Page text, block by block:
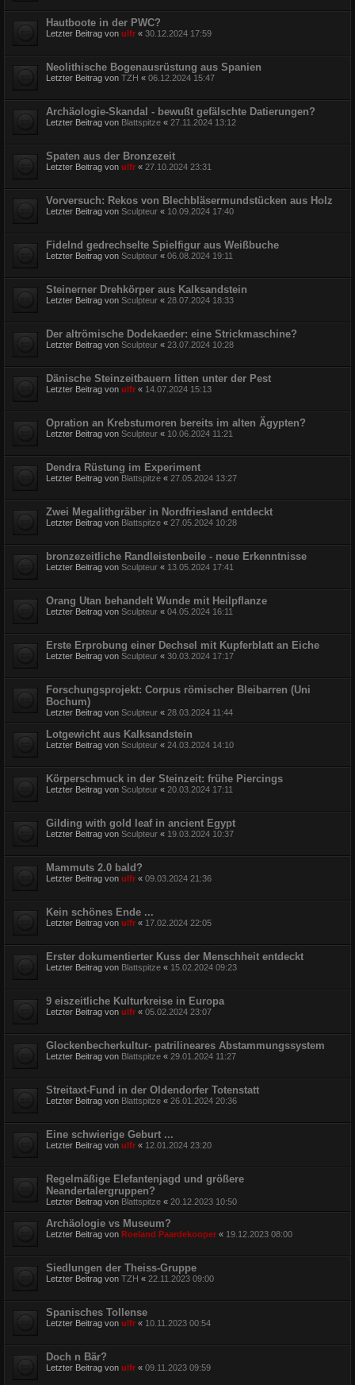
Hautboote in der PWC?
Letzter Beitrag von ulfr « 30.12.2024 17:59
Neolithische Bogenausrüstung aus Spanien
Letzter Beitrag von TZH « 06.12.2024 15:47
Archäologie-Skandal - bewußt gefälschte Datierungen?
Letzter Beitrag von Blattspitze « 27.11.2024 13:12
Spaten aus der Bronzezeit
Letzter Beitrag von ulfr « 27.10.2024 23:31
Vorversuch: Rekos von Blechbläsermundstücken aus Holz
Letzter Beitrag von Sculpteur « 10.09.2024 17:40
Fidelnd gedrechselte Spielfigur aus Weißbuche
Letzter Beitrag von Sculpteur « 06.08.2024 19:11
Steinerner Drehkörper aus Kalksandstein
Letzter Beitrag von Sculpteur « 28.07.2024 18:33
Der altrömische Dodekaeder: eine Strickmaschine?
Letzter Beitrag von Sculpteur « 23.07.2024 10:28
Dänische Steinzeitbauern litten unter der Pest
Letzter Beitrag von ulfr « 14.07.2024 15:13
Opration an Krebstumoren bereits im alten Ägypten?
Letzter Beitrag von Sculpteur « 10.06.2024 11:21
Dendra Rüstung im Experiment
Letzter Beitrag von Blattspitze « 27.05.2024 13:27
Zwei Megalithgräber in Nordfriesland entdeckt
Letzter Beitrag von Blattspitze « 27.05.2024 10:28
bronzezeitliche Randleistenbeile - neue Erkenntnisse
Letzter Beitrag von Sculpteur « 13.05.2024 17:41
Orang Utan behandelt Wunde mit Heilpflanze
Letzter Beitrag von Sculpteur « 04.05.2024 16:11
Erste Erprobung einer Dechsel mit Kupferblatt an Eiche
Letzter Beitrag von Sculpteur « 30.03.2024 17:17
Forschungsprojekt: Corpus römischer Bleibarren (Uni
Bochum)
Letzter Beitrag von Sculpteur « 28.03.2024 11:44
Lotgewicht aus Kalksandstein
Letzter Beitrag von Sculpteur « 24.03.2024 14:10
Körperschmuck in der Steinzeit: frühe Piercings
Letzter Beitrag von Sculpteur « 20.03.2024 17:11
Gilding with gold leaf in ancient Egypt
Letzter Beitrag von Sculpteur « 19.03.2024 10:37
Mammuts 2.0 bald?
Letzter Beitrag von ulfr « 09.03.2024 21:36
Kein schönes Ende ...
Letzter Beitrag von ulfr « 17.02.2024 22:05
Erster dokumentierter Kuss der Menschheit entdeckt
Letzter Beitrag von Blattspitze « 15.02.2024 09:23
9 eiszeitliche Kulturkreise in Europa
Letzter Beitrag von ulfr « 05.02.2024 23:07
Glockenbecherkultur- patrilineares Abstammungssystem
Letzter Beitrag von Blattspitze « 29.01.2024 11:27
Streitaxt-Fund in der Oldendorfer Totenstatt
Letzter Beitrag von Blattspitze « 26.01.2024 20:36
Eine schwierige Geburt ...
Letzter Beitrag von ulfr « 12.01.2024 23:20
Regelmäßige Elefantenjagd und größere
Neandertalergruppen?
Letzter Beitrag von Blattspitze « 20.12.2023 10:50
Archäologie vs Museum?
Letzter Beitrag von Roeland Paardekooper « 19.12.2023 08:00
Siedlungen der Theiss-Gruppe
Letzter Beitrag von TZH « 22.11.2023 09:00
Spanisches Tollense
Letzter Beitrag von ulfr « 10.11.2023 00:54
Doch n Bär?
Letzter Beitrag von ulfr « 09.11.2023 09:59